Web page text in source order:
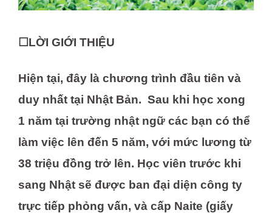
☐LỜI GIỚI THIỆU
Hiện tại, đây là chương trình đầu tiên và
duy nhất tại Nhật Bản. Sau khi học xong
1 năm tại trường nhật ngữ các bạn có thể
làm việc lên đến 5 năm, với mức lương từ
38 triệu đồng trở lên. Học viên trước khi
sang Nhật sẽ được ban đại diện công ty
trực tiếp phỏng vấn, và cấp Naite (giấy